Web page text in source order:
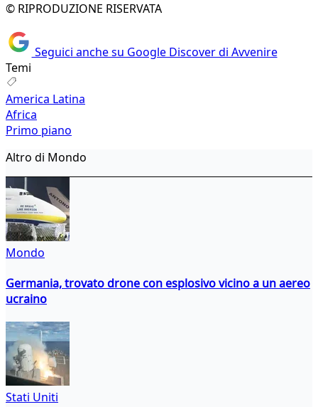
© RIPRODUZIONE RISERVATA
Seguici anche su Google Discover di Avvenire
Temi
America Latina
Africa
Primo piano
Altro di Mondo
Mondo
Germania, trovato drone con esplosivo vicino a un aereo
ucraino
Stati Uniti